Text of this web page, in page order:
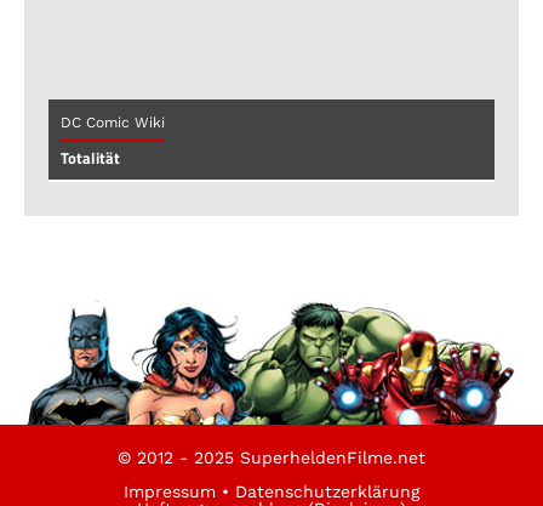
DC Comic Wiki
Totalität
© 2012 - 2025 SuperheldenFilme.net
Impressum • Datenschutzerklärung